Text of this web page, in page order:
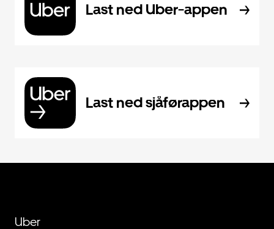
Last ned Uber-appen
Last ned sjåførappen
Uber